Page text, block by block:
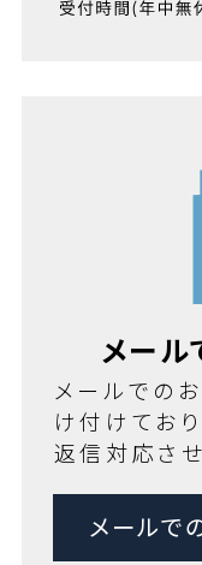
メー
メールでの
け付けてお
返信対応さ
メールで